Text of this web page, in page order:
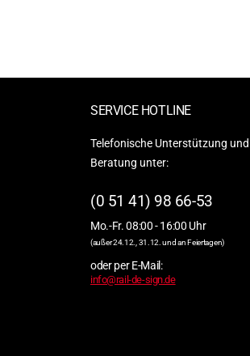
SERVICE HOTLINE
Telefonische Unterstützung und
Beratung unter:
(0 51 41) 98 66-53
Mo.-Fr. 08:00 - 16:00 Uhr
(außer 24.12., 31.12. und an Feiertagen)
oder per E-Mail:
info@rail-de-sign.de